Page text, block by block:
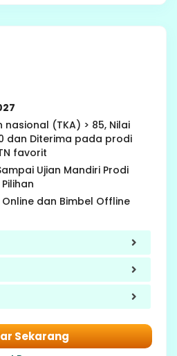
nasional (TKA) > 85, Nilai
dan Diterima pada prodi
favorit
Ujian Mandiri Prodi
dan Bimbel Offline
Sekarang